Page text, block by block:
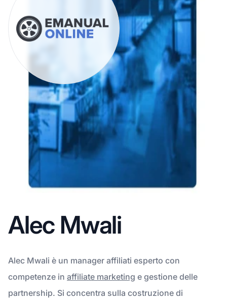
Alec Mwali
Alec Mwali è un manager affiliati esperto con
competenze in affiliate marketing e gestione delle
partnership. Si concentra sulla costruzione di